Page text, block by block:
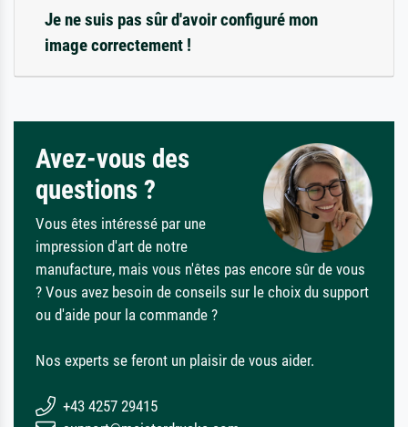
Je ne suis pas sûr d'avoir configuré mon
image correctement !
Avez-vous des
questions ?
Vous êtes intéressé par une
impression d'art de notre
manufacture, mais vous n'êtes pas encore sûr de vous
? Vous avez besoin de conseils sur le choix du support
ou d'aide pour la commande ?
Nos experts se feront un plaisir de vous aider.
+43 4257 29415